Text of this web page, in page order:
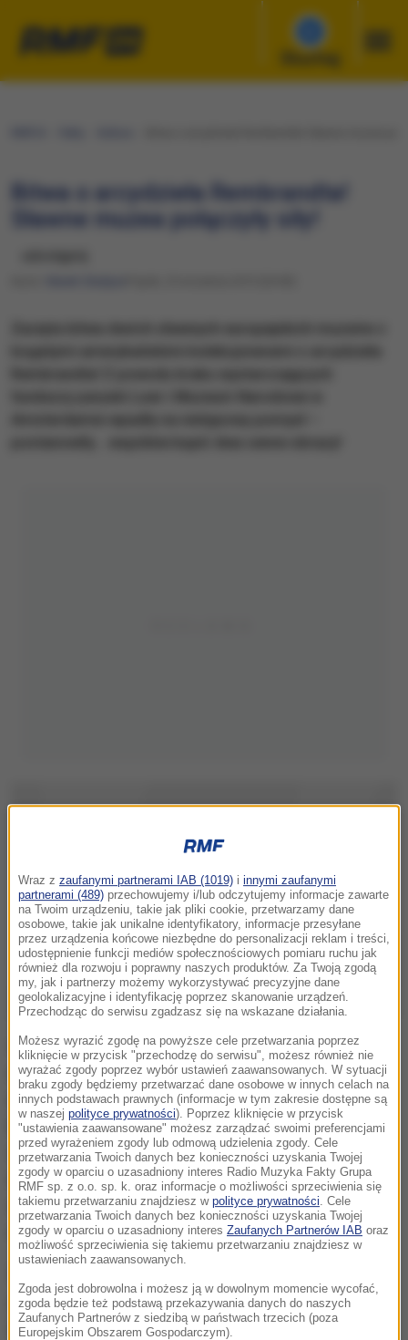
Słuchaj
Bitwa o arcydzieła Rembrandta!
Sławne muzea połączyły siły!
Sprzedaż dwóch obrazów Rembrandta za 160
milionów euro proponuje jeden z paryskich
milionerów. Twierdzi, że ma już oferty od bogatych
kolekcjonerów ze Stanów Zjednoczonych, ale
wolałby, aby płótna te, które przedstawiają
małżeństwo XVII-wiecznych notabli, można było
oglądać razem w jednym z renomowanych
europejskich muzeów.
jednak odpowiednia sumą, żeby kupić oba
arcydzieła. Paryski Luwr i Muzeum Narodowe w
Wraz z zaufanymi partnerami IAB (1019) i innymi zaufanymi
partnerami (489) przechowujemy i/lub odczytujemy informacje zawarte
na Twoim urządzeniu, takie jak pliki cookie, przetwarzamy dane
osobowe, takie jak unikalne identyfikatory, informacje przesyłane
przez urządzenia końcowe niezbędne do personalizacji reklam i treści,
udostępnienie funkcji mediów społecznościowych pomiaru ruchu jak
również dla rozwoju i poprawny naszych produktów. Za Twoją zgodą
my, jak i partnerzy możemy wykorzystywać precyzyjne dane
geolokalizacyjne i identyfikację poprzez skanowanie urządzeń.
Przechodząc do serwisu zgadzasz się na wskazane działania.
Możesz wyrazić zgodę na powyższe cele przetwarzania poprzez
kliknięcie w przycisk "przechodzę do serwisu", możesz również nie
wyrażać zgody poprzez wybór ustawień zaawansowanych. W sytuacji
braku zgody będziemy przetwarzać dane osobowe w innych celach na
innych podstawach prawnych (informacje w tym zakresie dostępne są
w naszej polityce prywatności). Poprzez kliknięcie w przycisk
"ustawienia zaawansowane" możesz zarządzać swoimi preferencjami
przed wyrażeniem zgody lub odmową udzielenia zgody. Cele
przetwarzania Twoich danych bez konieczności uzyskania Twojej
zgody w oparciu o uzasadniony interes Radio Muzyka Fakty Grupa
RMF sp. z o.o. sp. k. oraz informacje o możliwości sprzeciwienia się
takiemu przetwarzaniu znajdziesz w polityce prywatności . Cele
przetwarzania Twoich danych bez konieczności uzyskania Twojej
zgody w oparciu o uzasadniony interes Zaufanych Partnerów IAB oraz
możliwość sprzeciwienia się takiemu przetwarzaniu znajdziesz w
ustawieniach zaawansowanych.
Zgoda jest dobrowolna i możesz ją w dowolnym momencie wycofać,
zgoda będzie też podstawą przekazywania danych do naszych
Zaufanych Partnerów z siedzibą w państwach trzecich (poza
Europejskim Obszarem Gospodarczym).